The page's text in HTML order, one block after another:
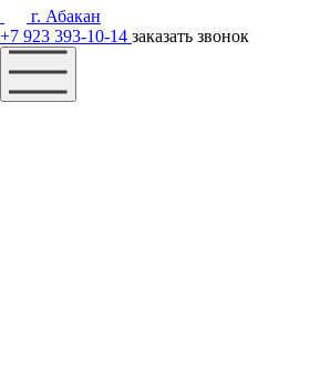
г. Абакан
+7 923 393-10-14 заказать звонок